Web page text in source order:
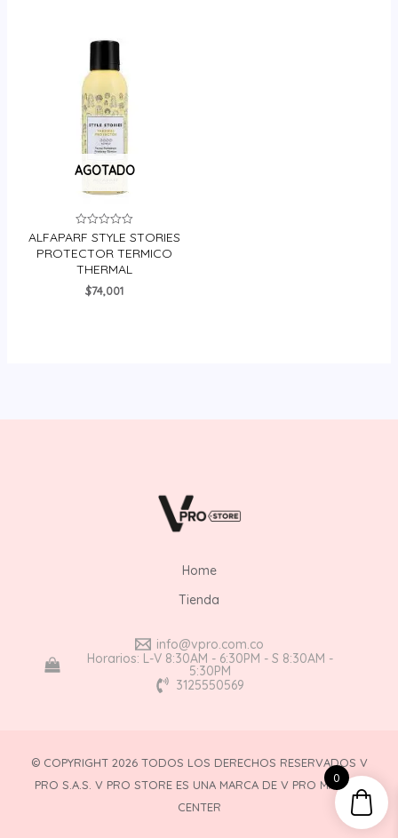
AGOTADO
Valorado
en
0
de
5
ALFAPARF STYLE STORIES
PROTECTOR TERMICO
THERMAL
$74,001
Home
Tienda
info@vpro.com.co
Horarios: L-V 8:30AM - 6:30PM - S 8:30AM -
5:30PM
3125550569
© COPYRIGHT 2026 TODOS LOS DERECHOS RESERVADOS V
PRO S.A.S. V PRO STORE ES UNA MARCA DE V PRO MAKEUP
CENTER
0